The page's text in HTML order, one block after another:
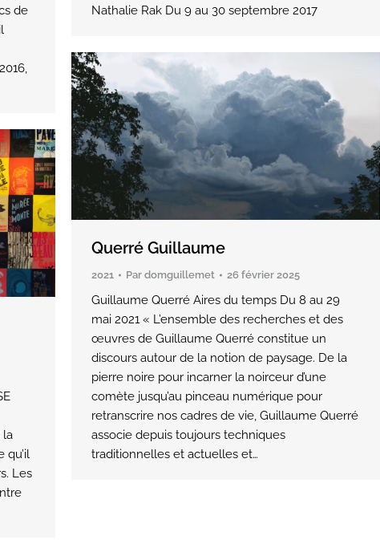
de
Nathalie Rak Du 9 au 30 septembre 2017
Querré Guillaume
2021 Par domguillemet 26 février 2025
Guillaume Querré Aires du temps Du 8 au 29
mai 2021 « L’ensemble des recherches et des
œuvres de Guillaume Querré constitue un
discours autour de la notion de paysage. De la
pierre noire pour incarner la noirceur d’une
comète jusqu’au pinceau numérique pour
retranscrire nos cadres de vie, Guillaume Querré
associe depuis toujours techniques
traditionnelles et actuelles et…
la
qu’il
Les